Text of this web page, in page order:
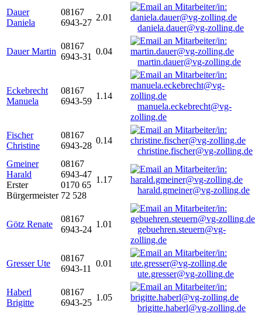
Dauer
Daniela
08167
6943-27
2.01
daniela.dauer@vg-zolling.de
Dauer Martin
08167
6943-31
0.04
martin.dauer@vg-zolling.de
Eckebrecht
Manuela
08167
6943-59
1.14
manuela.eckebrecht@vg-
zolling.de
Fischer
Christine
08167
6943-28
0.14
christine.fischer@vg-zolling.de
Gmeiner
Harald
Erster
Bürgermeister
08167
6943-47
0170 65
72 528
1.17
harald.gmeiner@vg-zolling.de
Götz Renate
08167
6943-24
1.01
gebuehren.steuern@vg-
zolling.de
Gresser Ute
08167
6943-11
0.01
ute.gresser@vg-zolling.de
Haberl
Brigitte
08167
6943-25
1.05
brigitte.haberl@vg-zolling.de